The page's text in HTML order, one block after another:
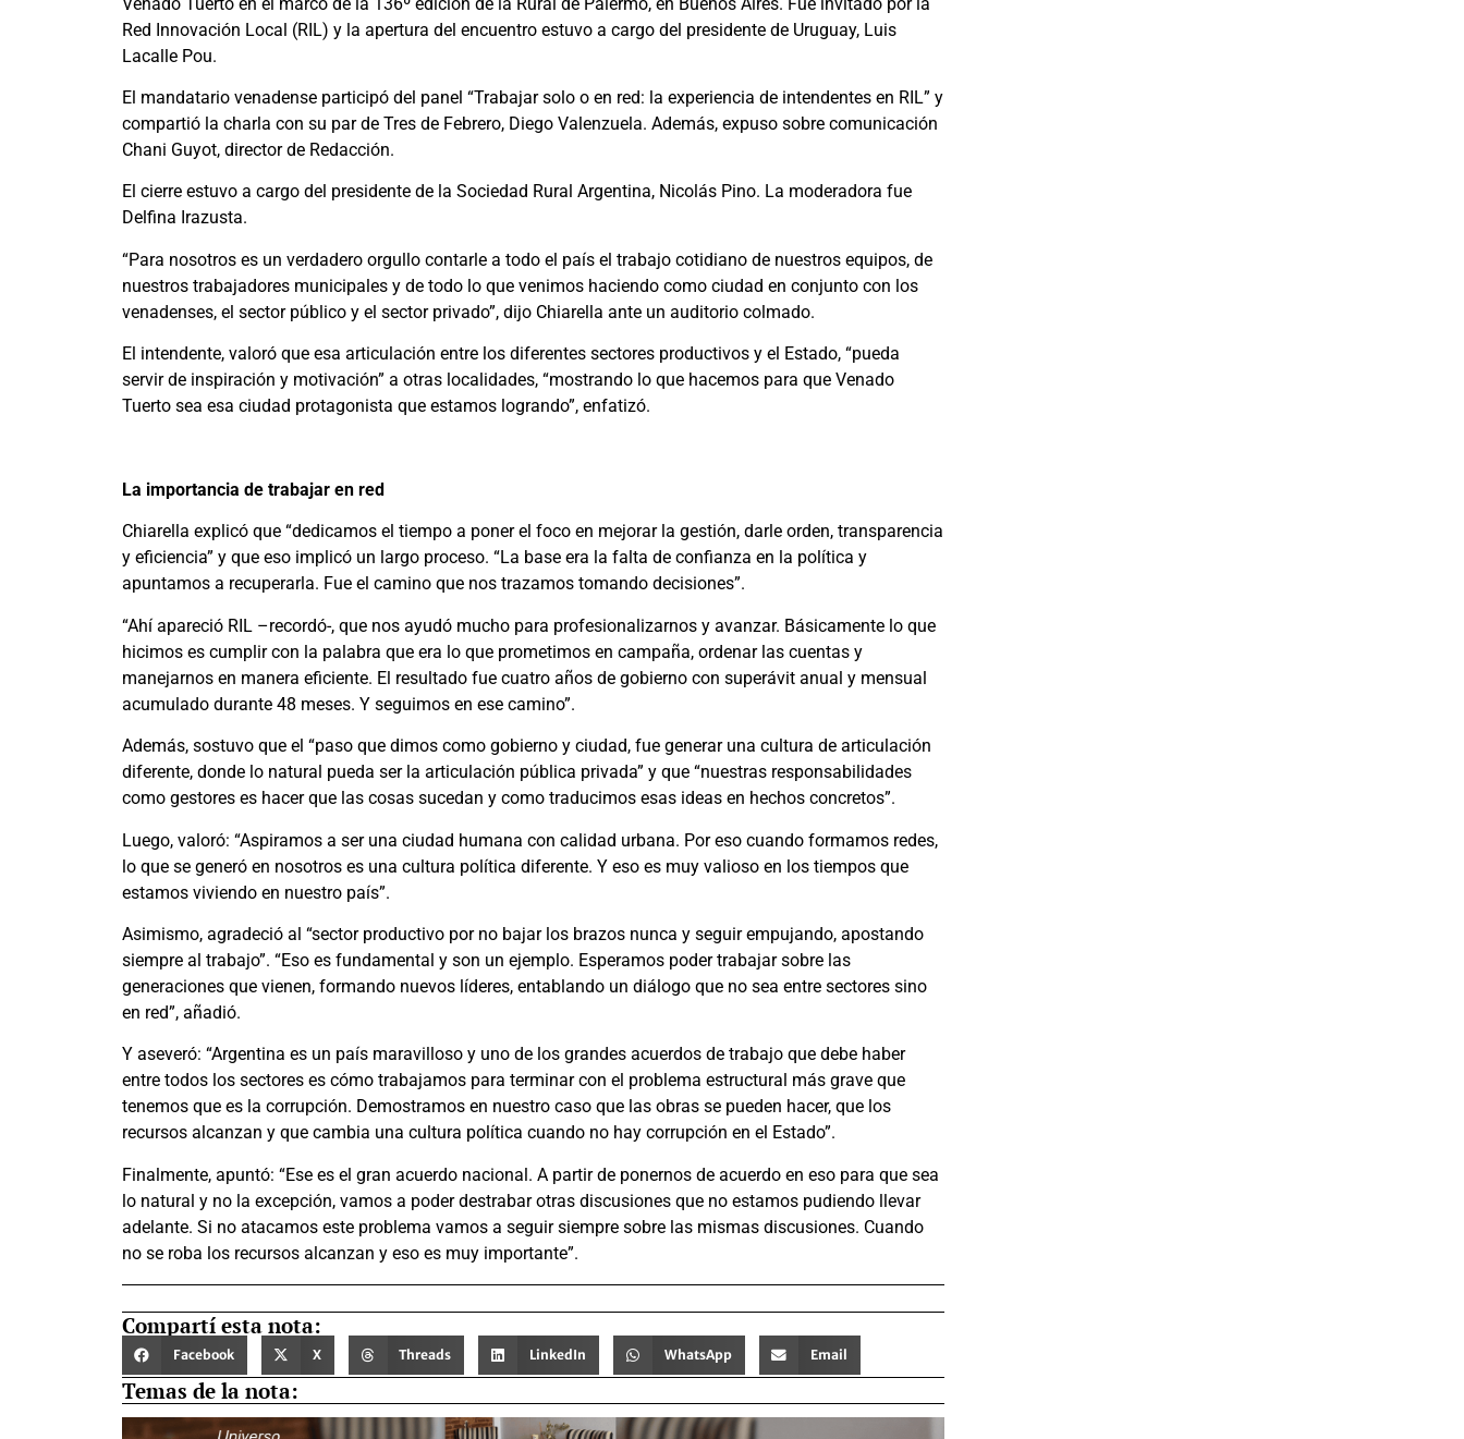
Red Innovación Local (RIL) y la apertura del encuentro estuvo a cargo del presidente de Uruguay, Luis
Lacalle Pou.
El mandatario venadense participó del panel “Trabajar solo o en red: la experiencia de intendentes en RIL” y
compartió la charla con su par de Tres de Febrero, Diego Valenzuela. Además, expuso sobre comunicación
Chani Guyot, director de Redacción.
El cierre estuvo a cargo del presidente de la Sociedad Rural Argentina, Nicolás Pino. La moderadora fue
Delfina Irazusta.
“Para nosotros es un verdadero orgullo contarle a todo el país el trabajo cotidiano de nuestros equipos, de
nuestros trabajadores municipales y de todo lo que venimos haciendo como ciudad en conjunto con los
venadenses, el sector público y el sector privado”, dijo Chiarella ante un auditorio colmado.
El intendente, valoró que esa articulación entre los diferentes sectores productivos y el Estado, “pueda
servir de inspiración y motivación” a otras localidades, “mostrando lo que hacemos para que Venado
Tuerto sea esa ciudad protagonista que estamos logrando”, enfatizó.
La importancia de trabajar en red
Chiarella explicó que “dedicamos el tiempo a poner el foco en mejorar la gestión, darle orden, transparencia
y eficiencia” y que eso implicó un largo proceso. “La base era la falta de confianza en la política y
apuntamos a recuperarla. Fue el camino que nos trazamos tomando decisiones”.
“Ahí apareció RIL –recordó-, que nos ayudó mucho para profesionalizarnos y avanzar. Básicamente lo que
hicimos es cumplir con la palabra que era lo que prometimos en campaña, ordenar las cuentas y
manejarnos en manera eficiente. El resultado fue cuatro años de gobierno con superávit anual y mensual
acumulado durante 48 meses. Y seguimos en ese camino”.
Además, sostuvo que el “paso que dimos como gobierno y ciudad, fue generar una cultura de articulación
diferente, donde lo natural pueda ser la articulación pública privada” y que “nuestras responsabilidades
como gestores es hacer que las cosas sucedan y como traducimos esas ideas en hechos concretos”.
Luego, valoró: “Aspiramos a ser una ciudad humana con calidad urbana. Por eso cuando formamos redes,
lo que se generó en nosotros es una cultura política diferente. Y eso es muy valioso en los tiempos que
estamos viviendo en nuestro país”.
Asimismo, agradeció al “sector productivo por no bajar los brazos nunca y seguir empujando, apostando
siempre al trabajo”. “Eso es fundamental y son un ejemplo. Esperamos poder trabajar sobre las
generaciones que vienen, formando nuevos líderes, entablando un diálogo que no sea entre sectores sino
en red”, añadió.
Y aseveró: “Argentina es un país maravilloso y uno de los grandes acuerdos de trabajo que debe haber
entre todos los sectores es cómo trabajamos para terminar con el problema estructural más grave que
tenemos que es la corrupción. Demostramos en nuestro caso que las obras se pueden hacer, que los
recursos alcanzan y que cambia una cultura política cuando no hay corrupción en el Estado”.
Finalmente, apuntó: “Ese es el gran acuerdo nacional. A partir de ponernos de acuerdo en eso para que sea
lo natural y no la excepción, vamos a poder destrabar otras discusiones que no estamos pudiendo llevar
adelante. Si no atacamos este problema vamos a seguir siempre sobre las mismas discusiones. Cuando
no se roba los recursos alcanzan y eso es muy importante”.
Compartí esta nota:
Facebook X Threads LinkedIn WhatsApp Email
Temas de la nota: